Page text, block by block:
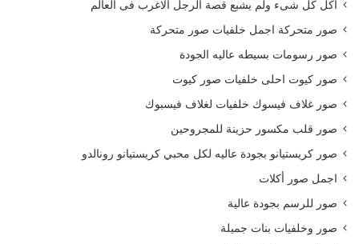
أكل كل شىء ولم يشبع قصة الرجل الاغرب فى العالم
صور متحركة اجمل خلفيات صور متحركة
صور رسومات بسيطه عاليه الجودة
صور كيوت احلى خلفيات صور كيوت
صور غلاف فيسوك خلفيات لغلاف فيسبوك
صور قلب مكسور حزينة للمجروحين
صور كريستيانو بجودة عاليه لكل محبي كريستيانو رونالدو
اجمل صور أكلات
صور للرسم بجودة عالية
صور وخلفيات بنات جميلة